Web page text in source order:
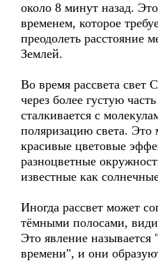
около 8 минут назад.
временем, которое
преодолеть расстояние
Землей.
Во время рассвета свет
через более густую
сталкивается с
поляризацию света. Это
красивые цветовые
разноцветные
известные как
Иногда рассвет может
тёмными полосами,
Это явление называется
времени", и они